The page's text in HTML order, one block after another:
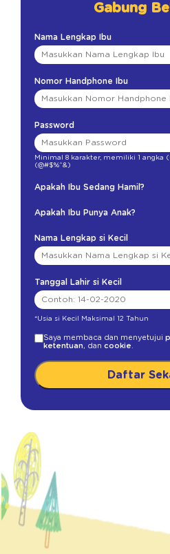
Gabung
Nama Lengkap Ibu
Nomor Handphone Ibu
Password
Minimal 8 karakter, memiliki 1 angka
(@#$%^&)
Apakah Ibu Sedang Hamil?
Apakah Ibu Punya Anak?
Nama Lengkap si Kecil
Tanggal Lahir si Kecil
*Usia si Kecil Maksimal 12 Tahun
Saya membaca dan menyetujui
ketentuan, dan cookie
Daftar